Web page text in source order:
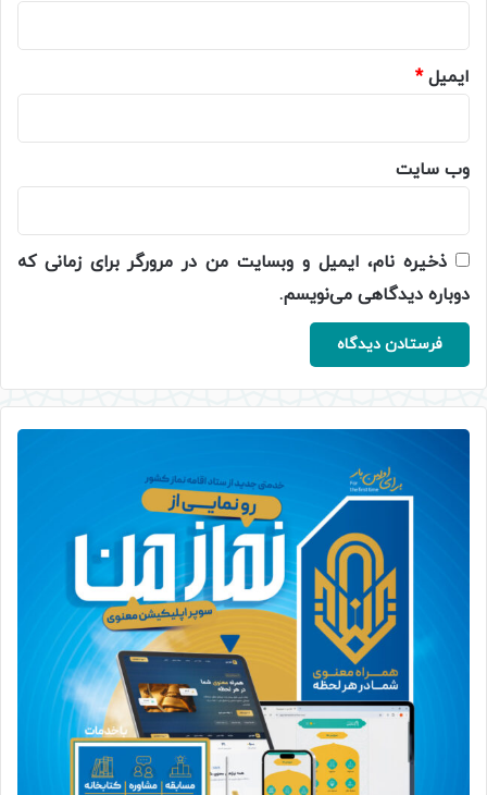
ایمیل*
وب‌ سایت
ذخیره نام، ایمیل و وبسایت من در مرورگر برای زمانی که
دوباره دیدگاهی می‌نویسم.